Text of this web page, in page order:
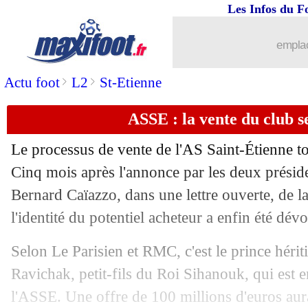
Actu foot> L2 > St-Etienne
Les Infos du
ASSE : la vente du club
Le processus de vente de l'AS Saint-Étienne
Cinq mois après l'annonce par les deux
Bernard Caïazzo, dans une lettre ouverte, de
l'identité du potentiel acheteur a enfin été
Selon Le Parisien et RMC, c'est le prince
Ravichak, petit-fils du Roi Sihanouk, qui est
l'ASSE. Une offre de 100 millions d'euros
Nice: la frustration de Todibo
19/09 L1
19/09 Man Utd: Jones a vécu un "enfer"
19/09 : décès de René Malleville
19/09 L1: Troyes-Montpellier, les compos
19/09 L1: Reims-Lorient, les compos
19/09 L1 : Clermont-Brest, les compos
19/09 L1: Angers-Nantes, les compos